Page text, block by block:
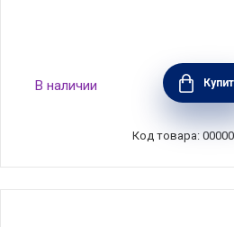
Кастрюля низкая 30
материал
мятный, Le
В наличии
Код товара: